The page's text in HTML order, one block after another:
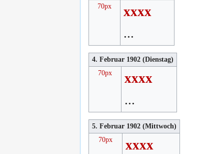
70px
xxxx
...
4. Februar 1902 (Dienstag)
70px
xxxx
...
5. Februar 1902 (Mittwoch)
70px
xxxx